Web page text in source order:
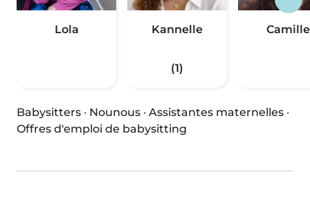
Lola Kannelle
(1)
Camille
Babysitters · Nounous · Assistantes maternelles ·
Offres d'emploi de babysitting